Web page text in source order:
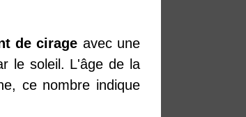
de cirage avec une
le soleil. L'âge de la
ce nombre indique